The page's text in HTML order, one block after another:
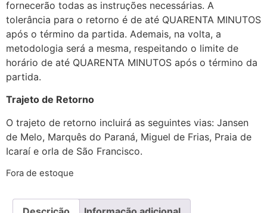
fornecerão todas as instruções necessárias. A
tolerância para o retorno é de até QUARENTA MINUTOS
após o término da partida. Ademais, na volta, a
metodologia será a mesma, respeitando o limite de
horário de até QUARENTA MINUTOS após o término da
partida.
Trajeto de Retorno
O trajeto de retorno incluirá as seguintes vias: Jansen
de Melo, Marquês do Paraná, Miguel de Frias, Praia de
Icaraí e orla de São Francisco.
Fora de estoque